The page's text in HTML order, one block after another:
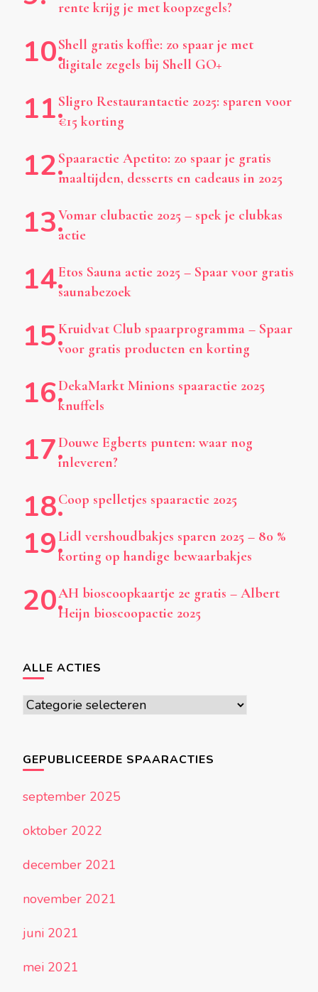
rente krijg je met koopzegels?
Shell gratis koffie: zo spaar je met
digitale zegels bij Shell GO+
Sligro Restaurantactie 2025: sparen voor
€15 korting
Spaaractie Apetito: zo spaar je gratis
maaltijden, desserts en cadeaus in 2025
Vomar clubactie 2025 – spek je clubkas
actie
Etos Sauna actie 2025 – Spaar voor gratis
saunabezoek
Kruidvat Club spaarprogramma – Spaar
voor gratis producten en korting
DekaMarkt Minions spaaractie 2025
knuffels
Douwe Egberts punten: waar nog
inleveren?
Coop spelletjes spaaractie 2025
Lidl vershoudbakjes sparen 2025 – 80 %
korting op handige bewaarbakjes
AH bioscoopkaartje 2e gratis – Albert
Heijn bioscoopactie 2025
ALLE ACTIES
Alle
GEPUBLICEERDE SPAARACTIES
september 2025
oktober 2022
december 2021
november 2021
juni 2021
mei 2021